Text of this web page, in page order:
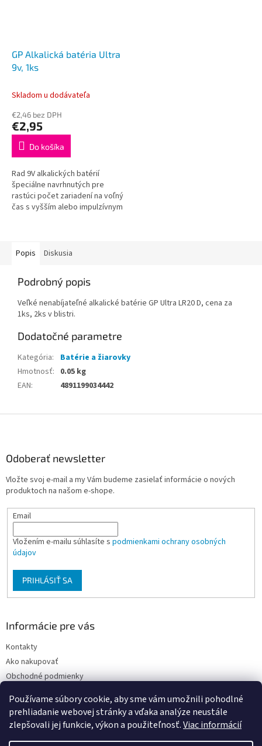
Používame súbory cookie, aby sme vám umožnili pohodlné
prehliadanie webovej stránky a vďaka analýze neustále
zlepšovali jej funkcie, výkon a použiteľnosť.Viac informácií
GP Alkalická batéria Ultra
9v, 1ks
Skladom u dodávateľa
€2,46 bez DPH
€2,95
Do košíka
Rad 9V alkalických batérií
špeciálne navrhnutých pre
rastúci počet zariadení na voľný
čas s vyšším alebo impulzívnym
Popis Diskusia
Podrobný popis
Veľké nenabíjateľné alkalické batérie GP Ultra LR20 D, cena za
1ks, 2ks v blistri.
Dodatočné parametre
Kategória:
Batérie a žiarovky
Hmotnosť: 0.05 kg
EAN: 4891199034442
Odoberať newsletter
Vložte svoj e-mail a my Vám budeme zasielať informácie o nových
produktoch na našom e-shope.
Email
Vložením e-mailu súhlasíte s podmienkami ochrany osobných
údajov
PRIHLÁSIŤ SA
Informácie pre vás
Kontakty
Ako nakupovať
Obchodné podmienky
Moja objednávka